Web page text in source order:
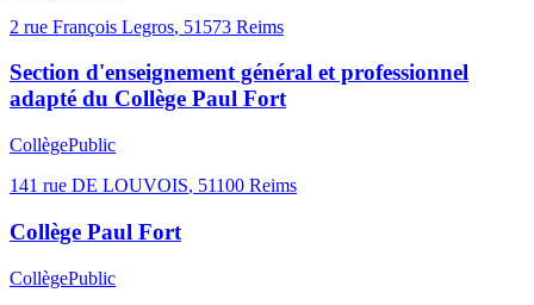
2 rue François Legros, 51573 Reims
Section d'enseignement général et professionnel
adapté du Collège Paul Fort
CollègePublic
141 rue DE LOUVOIS, 51100 Reims
Collège Paul Fort
CollègePublic